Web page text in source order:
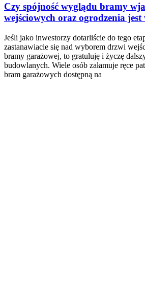
Czy spójność wyglądu bramy
wejściowych oraz ogrodzenia jest
Jeśli jako inwestorzy dotarliście do tego
zastanawiacie się nad wyborem drzwi
bramy garażowej, to gratuluję i życzę
budowlanych. Wiele osób załamuje ręce
bram garażowych dostępną na